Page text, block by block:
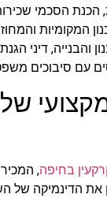
הסכמי
המקומיות
והבנייה,
עם סיבוכים
בחיפה,
את הדינמיקה של